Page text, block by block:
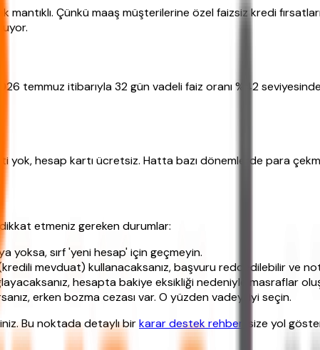
mantıklı. Çünkü maaş müşterilerine özel faizsiz kredi
temmuz itibarıyla 32 gün vadeli faiz oranı %42
yok, hesap kartı ücretsiz. Hatta bazı dönemlerde para
etmeniz gereken durumlar:
yoksa, sırf 'yeni hesap' için geçmeyin.
mevduat) kullanacaksanız, başvuru reddedilebilir ve
hesapta bakiye eksikliği nedeniyle masraflar
erken bozma cezası var. O yüzden vadeyi iyi seçin.
Bu noktada detaylı birkarar destek rehberi
size yol